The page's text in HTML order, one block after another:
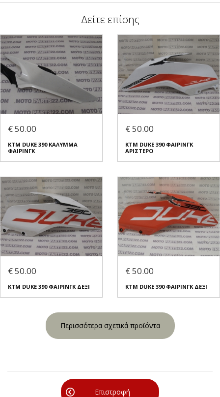
Δείτε επίσης
€ 50.00
KTM DUKE 390 ΚΑΛΥΜΜΑ
ΦΑΙΡΙΝΓΚ
€ 50.00
KTM DUKE 390 ΦΑΙΡΙΝΓΚ
ΑΡΙΣΤΕΡΟ
€ 50.00
KTM DUKE 390 ΦΑΙΡΙΝΓΚ ΔΕΞΙ
€ 50.00
KTM DUKE 390 ΦΑΙΡΙΝΓΚ ΔΕΞΙ
Περισσότερα σχετικά προϊόντα
Επιστροφή